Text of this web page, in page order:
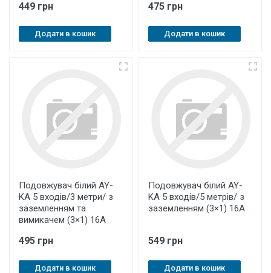
449 грн
Додати в кошик
475 грн
Додати в кошик
Подовжувач білий AY-
KA 5 входів/3 метри/ з
заземленням та
вимикачем (3×1) 16А
495 грн
Додати в кошик
Подовжувач білий AY-
KA 5 входів/5 метрів/ з
заземленням (3×1) 16А
549 грн
Додати в кошик